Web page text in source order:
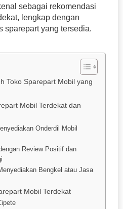
sebagai rekomendasi
lengkap dengan
sparepart yang tersedia.
Toko Sparepart Mobil yang
Mobil Terdekat dan
Onderdil Mobil
Review Positif dan
Bengkel atau Jasa
Mobil Terdekat